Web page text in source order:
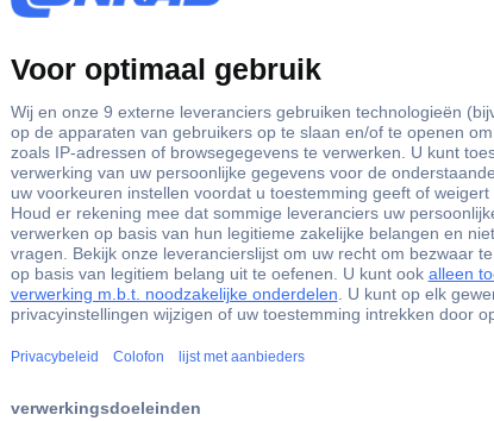
Blickle ALBS 150/20K Kunststofwiel Wieldiameter: 150 mm Draagvermogen (max.): 500 kg 1 stuk(s) 50 mm
Polyurethaan
Aluminium
150 mm
Blickle ALBS 160/20K Kunststofwiel Wieldiameter: 160 mm Draagvermogen (max.): 580 kg 1 stuk(s) 50 mm
Polyurethaan
160 mm